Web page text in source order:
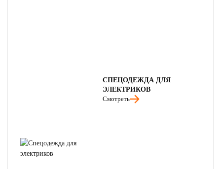
СПЕЦОДЕЖДА ДЛЯ
ЭЛЕКТРИКОВ
Смотреть